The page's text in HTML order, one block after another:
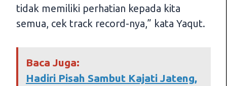
tidak memiliki perhatian kepada kita
semua, cek track record-nya,” kata Yaqut.
Baca Juga:
Hadiri Pisah Sambut Kajati Jateng,